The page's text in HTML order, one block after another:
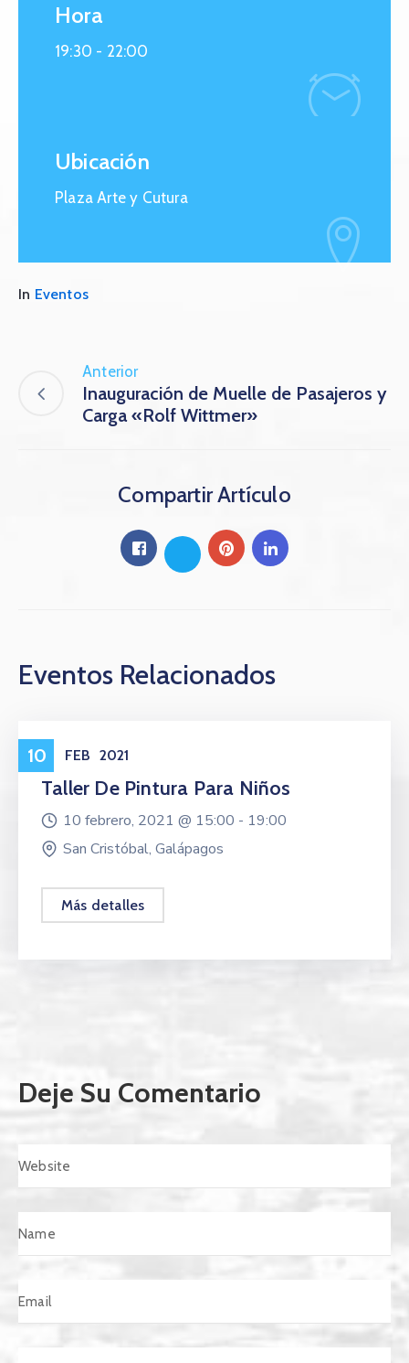
Hora
19:30 - 22:00
Ubicación
Plaza Arte y Cutura
In Eventos
Anterior
Inauguración de Muelle de Pasajeros y
Carga «Rolf Wittmer»
Compartir Artículo
Eventos Relacionados
10 FEB 2021
Eventos
Taller De Pintura Para Niños
10 febrero, 2021 @ 15:00 - 19:00
San Cristóbal, Galápagos
Más detalles
Deje Su Comentario